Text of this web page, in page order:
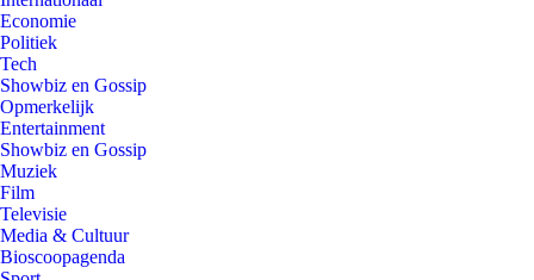
Economie
Politiek
Tech
Showbiz en Gossip
Opmerkelijk
Entertainment
Showbiz en Gossip
Muziek
Film
Televisie
Media & Cultuur
Bioscoopagenda